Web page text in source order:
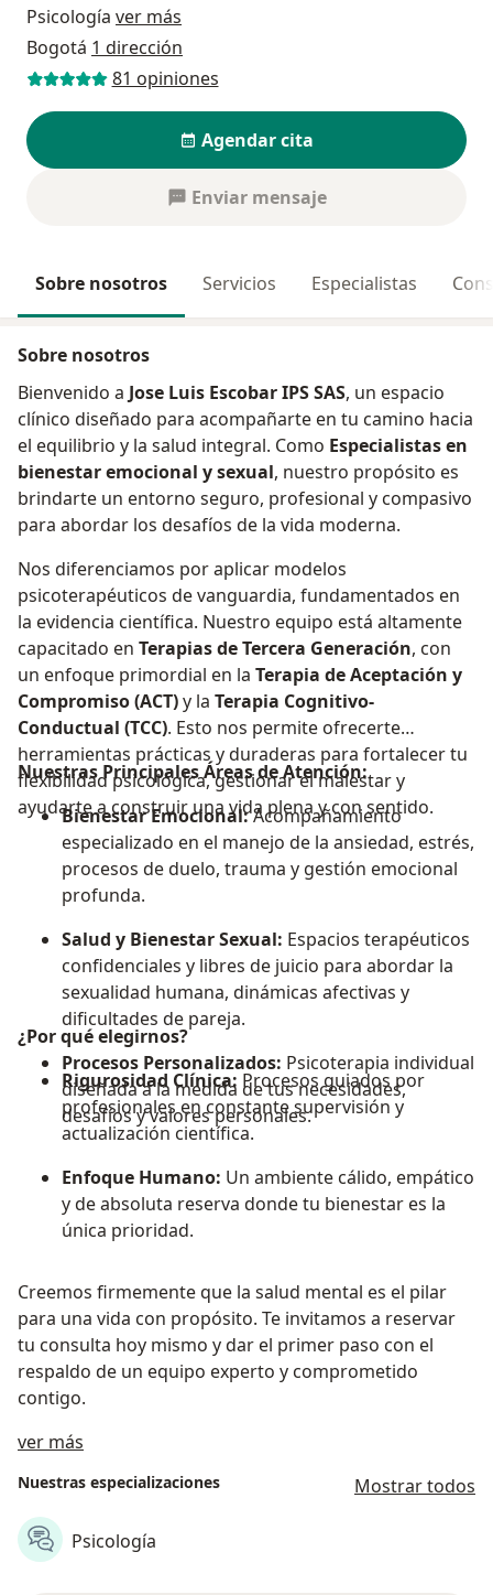
Psicología ver más
Bogotá 1 dirección
81 opiniones
Agendar cita
Enviar mensaje
Sobre nosotros Servicios Especialistas
Sobre nosotros
Bienvenido a Jose Luis Escobar IPS SAS, un espacio
clínico diseñado para acompañarte en tu camino hacia
el equilibrio y la salud integral. Como Especialistas en
bienestar emocional y sexual, nuestro propósito es
brindarte un entorno seguro, profesional y compasivo
para abordar los desafíos de la vida moderna.
Nos diferenciamos por aplicar modelos
psicoterapéuticos de vanguardia, fundamentados en
la evidencia científica. Nuestro equipo está altamente
capacitado en Terapias de Tercera Generación, con
un enfoque primordial en la Terapia de Aceptación y
Compromiso (ACT)y la Terapia Cognitivo-
Conductual (TCC). Esto nos permite ofrecerte
herramientas prácticas y duraderas para fortalecer tu
flexibilidad psicológica, gestionar el malestar y
ayudarte a construir una vida plena y con sentido.
Nuestras Principales Áreas de Atención:
Bienestar Emocional:Acompañamiento
especializado en el manejo de la ansiedad, estrés,
procesos de duelo, trauma y gestión emocional
profunda.
Salud y Bienestar Sexual: Espacios terapéuticos
confidenciales y libres de juicio para abordar la
sexualidad humana, dinámicas afectivas y
dificultades de pareja.
Procesos Personalizados: Psicoterapia individual
diseñada a la medida de tus necesidades,
desafíos y valores personales.
¿Por qué elegirnos?
Rigurosidad Clínica: Procesos guiados por
profesionales en constante supervisión y
actualización científica.
Enfoque Humano: Un ambiente cálido, empático
y de absoluta reserva donde tu bienestar es la
única prioridad.
Creemos firmemente que la salud mental es el pilar
para una vida con propósito. Te invitamos a reservar
tu consulta hoy mismo y dar el primer paso con el
respaldo de un equipo experto y comprometido
contigo.
ver más
Nuestras especializaciones Mostrar todos
Psicología